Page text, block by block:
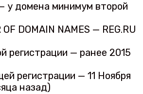
у домена минимум второй
OF DOMAIN NAMES — REG.RU
регистрации — ранее 2015
регистрации — 11 Ноября
назад)